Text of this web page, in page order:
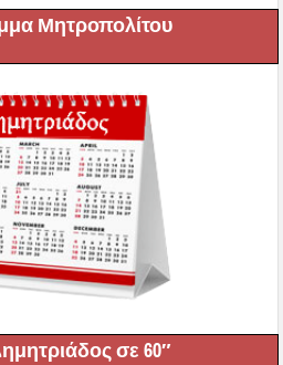
Μητροπολίτου
σε 60″